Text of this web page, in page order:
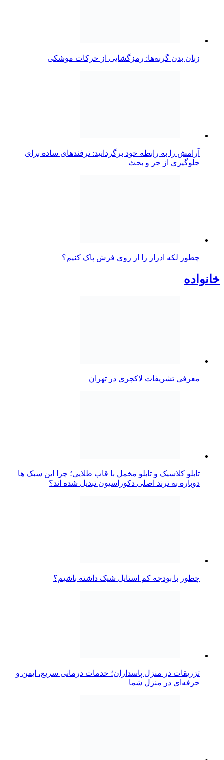
زبان بدن گربه‌ها: رمزگشایی از حرکات موشکی
آرامش را به رابطه خود برگردانید: ترفندهای ساده برای
جلوگیری از جر و بحث
چطور لکه ادرار را از روی فرش پاک کنیم؟
خانواده
معرفی تشریفات لاکچری در تهران
تابلو کلاسیک و تابلو مخمل با قاب طلایی؛ چرا این سبک ها
دوباره به ترند اصلی دکوراسیون تبدیل شده اند؟
چطور با بودجه کم استایل شیک داشته باشیم؟
تزریقات در منزل پاسداران؛ خدمات درمانی سریع، ایمن و
حرفه‌ای در منزل شما